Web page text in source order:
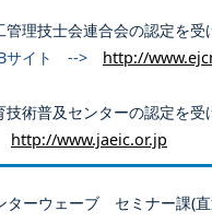
理技士会連合会の認定を受
サイト --> http://
術普及センターの認定を受
http://www.jaeic.or.jp
ーウェーブ セミナー課(直